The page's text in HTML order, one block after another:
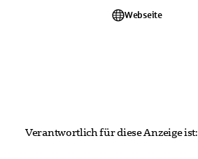
Webseite
Verantwortlich für diese Anzeige ist: